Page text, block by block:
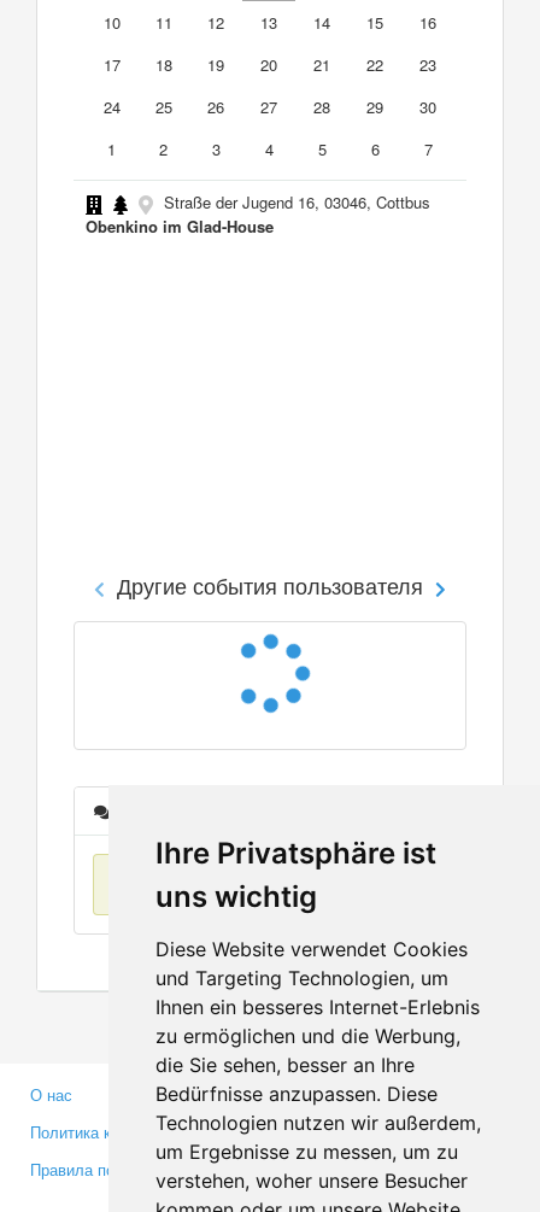
Ihre Privatsphäre ist
uns wichtig
Diese Website verwendet Cookies
und Targeting Technologien, um
Ihnen ein besseres Internet-Erlebnis
zu ermöglichen und die Werbung,
die Sie sehen, besser an Ihre
Bedürfnisse anzupassen. Diese
Technologien nutzen wir außerdem,
um Ergebnisse zu messen, um zu
verstehen, woher unsere Besucher
10
11 12 13 14 15
16
17
18 19 20 21 22
23
24
25 26 27 28 29
30
1
2 3 4 5 6 7
Straße der Jugend 16, 03046, Cottbus
Obenkino im Glad-House
Другие события пользователя
О нас
Политика конфиденциальности
Правила пользования
Партнерам
Инвесторам
Медиа